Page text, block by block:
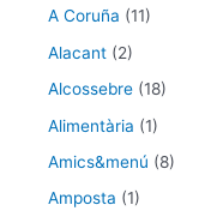
A Coruña (11)
Alacant (2)
Alcossebre (18)
Alimentària (1)
Amics&menú (8)
Amposta (1)